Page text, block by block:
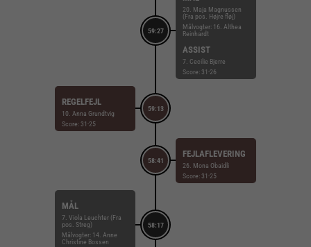
59:27
20. Maja Magnussen
(Fra pos. Højre fløj)
Målvogter: 16. Althea
Reinhardt
ASSIST
7. Cecilie Bjerre
Score: 31-26
59:13
REGELFEJL
10. Anna Grundtvig
Score: 31-25
58:41
FEJLAFLEVERING
26. Mona Obaidli
Score: 31-25
58:17
MÅL
7. Viola Leuchter (Fra
pos. Streg)
Målvogter: 14. Anne
Christine Bossen